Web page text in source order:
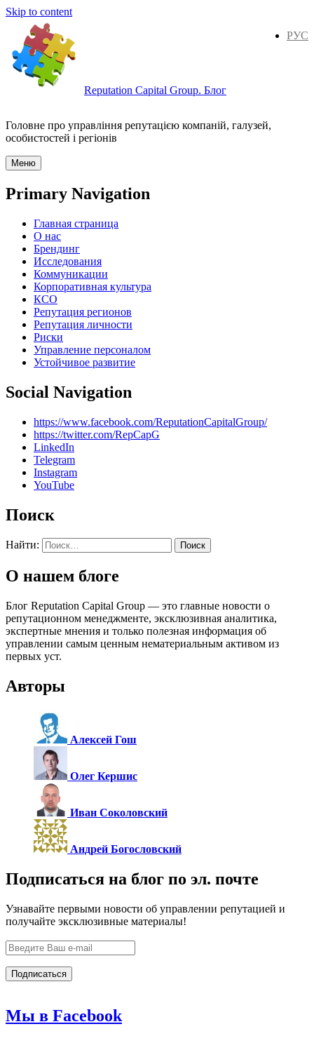
Skip to content
Reputation Capital Group. Блог
РУС
Головне про управління репутацією компаній, галузей,
особистостей і регіонів
Меню
Primary Navigation
Главная страница
О нас
Брендинг
Исследования
Коммуникации
Корпоративная культура
КСО
Репутация регионов
Репутация личности
Риски
Управление персоналом
Устойчивое развитие
Social Navigation
https://www.facebook.com/ReputationCapitalGroup/
https://twitter.com/RepCapG
LinkedIn
Telegram
Instagram
YouTube
Поиск
Найти:
О нашем блоге
Блог Reputation Capital Group — это главные новости о
репутационном менеджменте, эксклюзивная аналитика,
экспертные мнения и только полезная информация об
управлении самым ценным нематериальным активом из
первых уст.
Авторы
Алексей Гош
Олег Кершис
Иван Соколовский
Андрей Богословский
Подписаться на блог по эл. почте
Узнавайте первыми новости об управлении репутацией и
получайте эксклюзивные материалы!
Мы в Facebook